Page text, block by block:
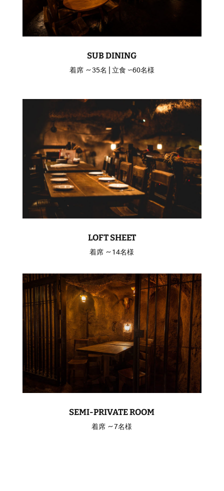
SUB DINING
着席 ～35名 | 立食 〜60名様
LOFT SHEET
着席 ～14名様
SEMI-PRIVATE ROOM
着席 ～7名様